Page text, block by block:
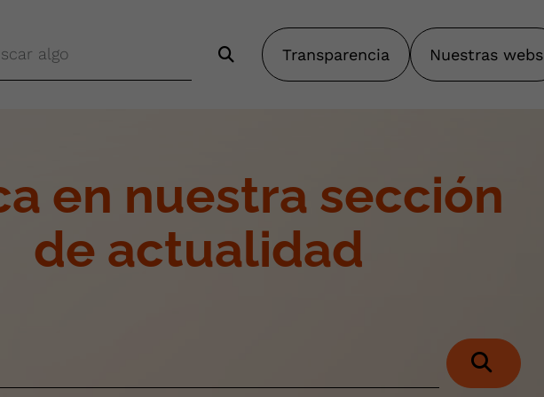
Transparencia Nuestras webs
en nuestra sección
de actualidad